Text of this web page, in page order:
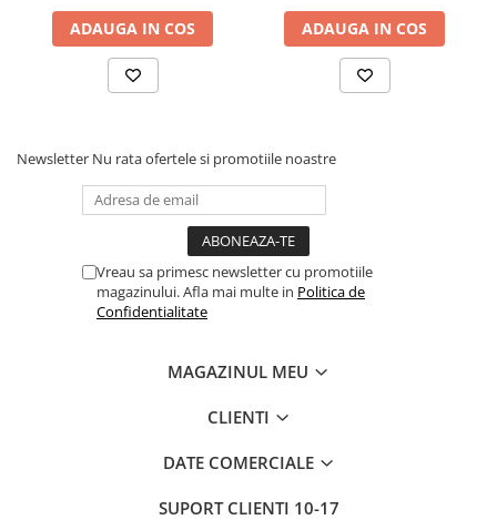
ADAUGA IN COS ADAUGA IN COS
Newsletter Nu rata ofertele si promotiile noastre
Vreau sa primesc newsletter cu promotiile
magazinului. Afla mai multe in Politica de
Confidentialitate
MAGAZINUL MEU
CLIENTI
DATE COMERCIALE
SUPORT CLIENTI 10-17